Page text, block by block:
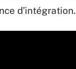
d’intégration.